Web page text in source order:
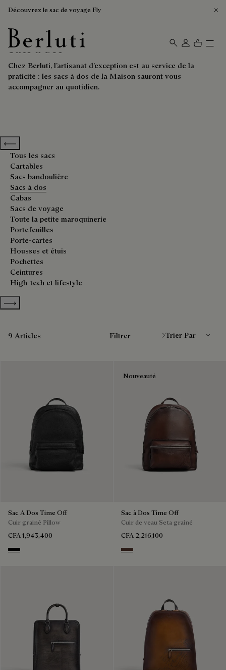
Découvrez le sac de voyage Fly
Page d'Accueil Berluti
Sacs à dos
Chez Berluti, l’artisanat d’exception est au service de la
praticité : les sacs à dos de la Maison sauront vous
accompagner au quotidien.
Previous categories
Tous les sacs
Cartables
Sacs bandoulière
Sacs à dos
Cabas
Sacs de voyage
Toute la petite maroquinerie
Portefeuilles
Porte-cartes
Housses et étuis
Pochettes
Ceintures
High-tech et lifestyle
Show more categories
9 Articles Filtrer
Sac A Dos Time Off
Cuir grainé Pillow
CFA 1,943,400
Deep Black
Nouveauté
Sac à Dos Time Off
Cuir de veau Seta grainé
CFA 2,216,100
Soft Brown